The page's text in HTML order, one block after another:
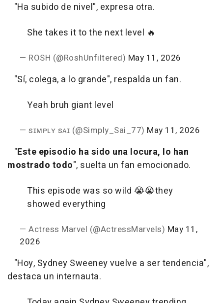
"Ha subido de nivel", expresa otra.
She takes it to the next level 🔥
— ROSH (@RoshUnfiltered) May 11, 2026
"Sí, colega, a lo grande", respalda un fan.
Yeah bruh giant level
— sɪᴍᴘʟʏ sᴀɪ (@Simply_Sai_77) May 11, 2026
"Este episodio ha sido una locura, lo han
mostrado todo", suelta un fan emocionado.
This episode was so wild 😭😭they
showed everything
— Actress Marvel (@ActressMarvels) May 11,
2026
"Hoy, Sydney Sweeney vuelve a ser tendencia",
destaca un internauta.